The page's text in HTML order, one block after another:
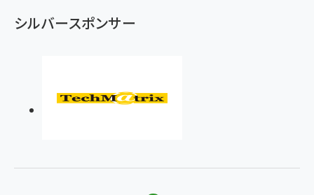
シルバースポンサー